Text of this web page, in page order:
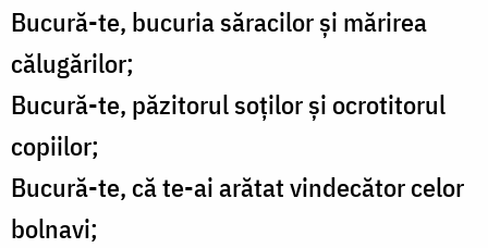
Bucură-te, bucuria săracilor și mărirea
călugărilor;
Bucură-te, păzitorul soților și ocrotitorul
copiilor;
Bucură-te, că te-ai arătat vindecător celor
bolnavi;